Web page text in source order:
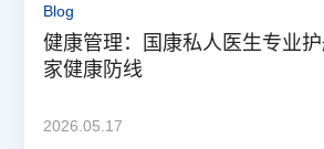
Blog
健康管理：国康私人医生专业
家健康防线
2026.05.17